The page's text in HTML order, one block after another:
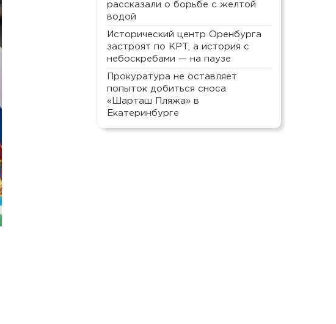
рассказали о борьбе с желтой
водой
Исторический центр Оренбурга
застроят по КРТ, а история с
небоскребами — на паузе
Прокуратура не оставляет
попыток добиться сноса
«Шарташ Пляжа» в
Екатеринбурге